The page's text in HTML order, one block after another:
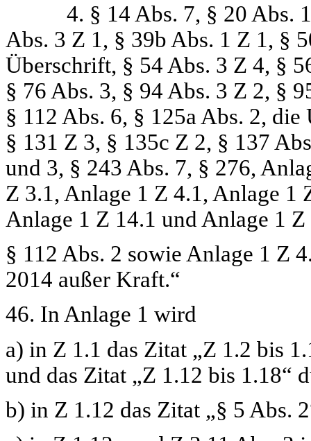
4. § 14 Abs. 7, § 20 Abs. 1
Abs. 3 Z 1, § 39b Abs. 1 Z 1, §
Überschrift, § 54 Abs. 3 Z 4, §
§ 76 Abs. 3, § 94 Abs. 3 Z 2, §
§ 112 Abs. 6, § 125a Abs. 2,
§ 131 Z 3, § 135c Z 2, § 137
und 3, § 243 Abs. 7, § 276,
Z 3.1, Anlage 1 Z 4.1, Anlage 1
Anlage 1 Z 14.1 und Anlage 1
§ 112 Abs. 2 sowie Anlage 1 Z
2014 außer Kraft.“
46. In Anlage 1 wird
a) in Z 1.1 das Zitat „Z 1.2 bis
und das Zitat „Z 1.12 bis 1.18“
b) in Z 1.12 das Zitat „§ 5 Abs.